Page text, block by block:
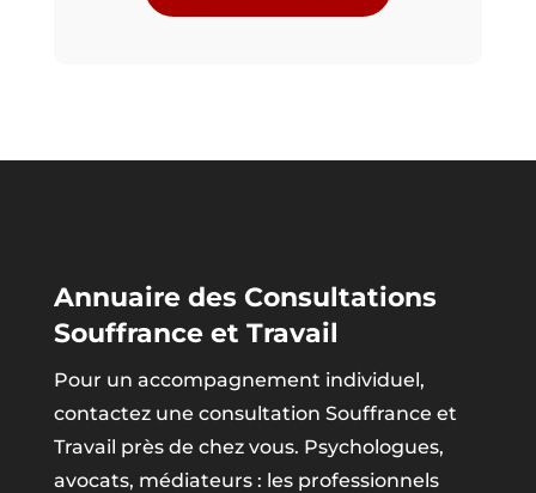
Annuaire des Consultations
Souffrance et Travail
Pour un accompagnement individuel,
contactez une consultation Souffrance et
Travail près de chez vous. Psychologues,
avocats, médiateurs : les professionnels